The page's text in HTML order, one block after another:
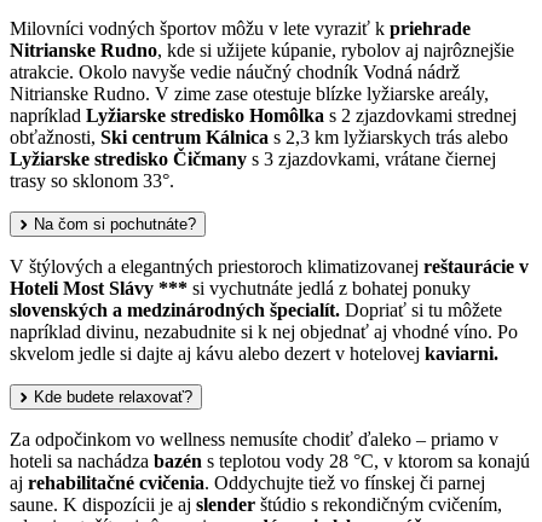
Milovníci vodných športov môžu v lete vyraziť k priehrade
Nitrianske Rudno, kde si užijete kúpanie, rybolov aj najrôznejšie
atrakcie. Okolo navyše vedie náučný chodník Vodná nádrž
Nitrianske Rudno. V zime zase otestuje blízke lyžiarske areály,
napríklad Lyžiarske stredisko Homôlka s 2 zjazdovkami strednej
obťažnosti, Ski centrum Kálnica s 2,3 km lyžiarskych trás alebo
Lyžiarske stredisko Čičmany s 3 zjazdovkami, vrátane čiernej
trasy so sklonom 33°.
Na čom si pochutnáte?
V štýlových a elegantných priestoroch klimatizovanej reštaurácie v
Hoteli Most Slávy *** si vychutnáte jedlá z bohatej ponuky
slovenských a medzinárodných špecialít. Dopriať si tu môžete
napríklad divinu, nezabudnite si k nej objednať aj vhodné víno. Po
skvelom jedle si dajte aj kávu alebo dezert v hotelovej kaviarni.
Kde budete relaxovať?
Za odpočinkom vo wellness nemusíte chodiť ďaleko – priamo v
hoteli sa nachádza bazén s teplotou vody 28 °C, v ktorom sa konajú
aj rehabilitačné cvičenia. Oddychujte tiež vo fínskej či parnej
saune. K dispozícii je aj slender štúdio s rekondičným cvičením,